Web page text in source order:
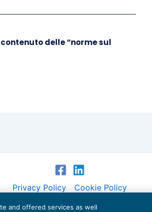
delle “norme sul
Privacy Policy Cookie Policy
è una testata registrata al Tribunale di Milano Reg. n.
and offered services as well